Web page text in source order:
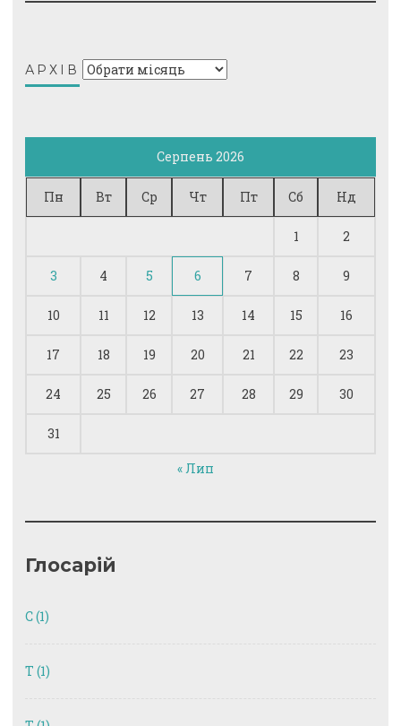
АРХІВ Архів
Серпень 2026
Пн Вт Ср Чт Пт Сб Нд
1 2
3 4 5 6 7 8 9
10 11 12 13 14 15 16
17 18 19 20 21 22 23
24 25 26 27 28 29 30
31
« Лип
Глосарій
C(1)
T (1)